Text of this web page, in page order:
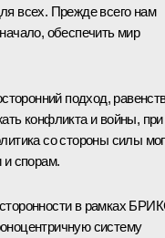
всех. Прежде всего нам
обеспечить мир
подход,
конфликта и войны, при
со стороны силы
и спорам.
в рамках
систему